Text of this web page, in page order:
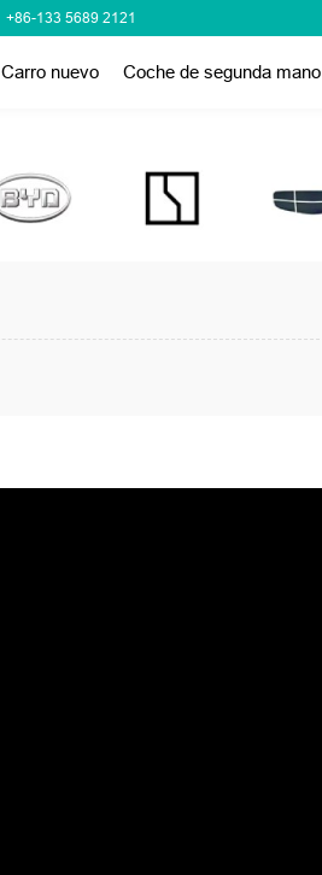
+86-133 5689 2121
Carro nuevo Coche de segunda mano